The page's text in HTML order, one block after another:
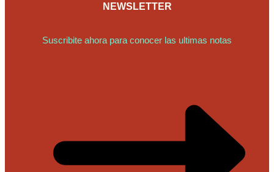
NEWSLETTER
Suscribite ahora para conocer las ultimas notas